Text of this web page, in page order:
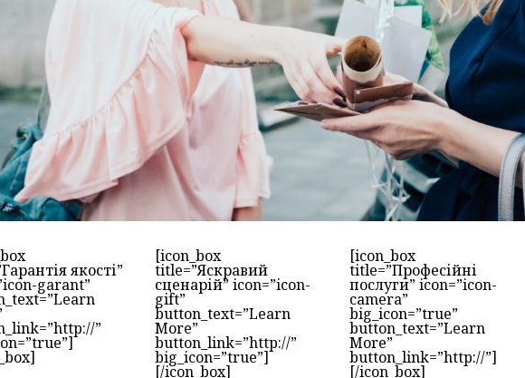
якості”
garant”
”
[icon_box
title=”Яскравий
сценарій” icon=”icon-
gift”
button_text=”Learn
More”
button_link=”http://”
big_icon=”true”]
[/icon_box]
[icon_box
title=”Професійні
послуги” icon=”icon-
camera”
big_icon=”true”
button_text=”Learn
More”
button_link=”http://”]
[/icon_box]